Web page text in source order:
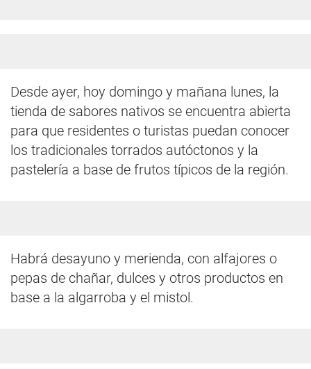
Desde ayer, hoy domingo y mañana lunes, la
tienda de sabores nativos se encuentra abierta
para que residentes o turistas puedan conocer
los tradicionales torrados autóctonos y la
pastelería a base de frutos típicos de la región.
Habrá desayuno y merienda, con alfajores o
pepas de chañar, dulces y otros productos en
base a la algarroba y el mistol.